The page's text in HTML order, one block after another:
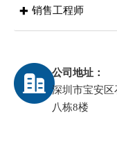
4、嵌入式软件开发
5、有上位机开发
7、认真、负责、
岗位基本待遇：
每周五天八小时工
2、一年以上变频
3、能独立完成变
岗位基本待遇：
每周五天八小时工
任职要求：
1、大专及以上学
3、熟悉贸易操作
4、英语听说读写
件和回复客户邮件。
 销售工程师
1、大专以上学历
理工科专业毕业
2、对电子、电力
公司地址：
深圳市宝安区
八栋8楼